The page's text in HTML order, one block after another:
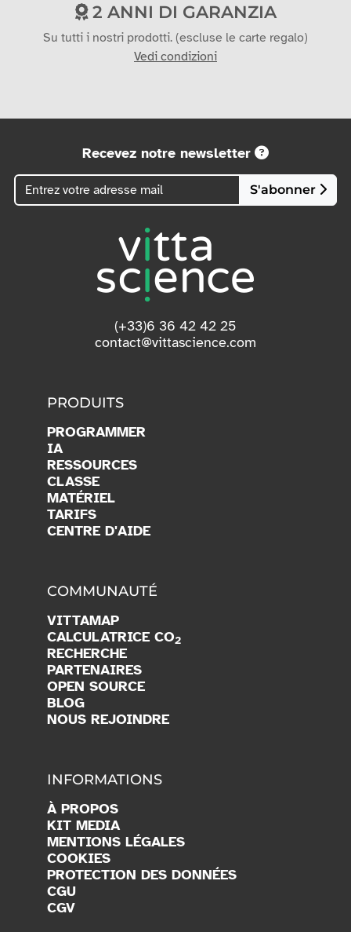
2 ANNI DI GARANZIA
Su tutti i nostri prodotti. (escluse le carte regalo)
Vedi condizioni
Recevez notre newsletter
S'abonner
(+33)6 36 42 42 25
contact@vittascience.com
PRODUITS
PROGRAMMER
IA
RESSOURCES
CLASSE
MATÉRIEL
TARIFS
CENTRE D'AIDE
COMMUNAUTÉ
VITTAMAP
CALCULATRICE CO2
RECHERCHE
PARTENAIRES
OPEN SOURCE
BLOG
NOUS REJOINDRE
INFORMATIONS
À PROPOS
KIT MEDIA
MENTIONS LÉGALES
COOKIES
PROTECTION DES DONNÉES
CGU
CGV